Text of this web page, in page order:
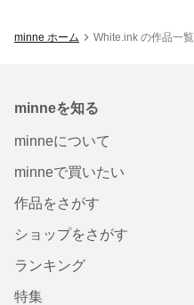
minne ホーム White.ink の作品一覧
minneを知る
minneについて
minneで買いたい
作品をさがす
ショップをさがす
ランキング
特集